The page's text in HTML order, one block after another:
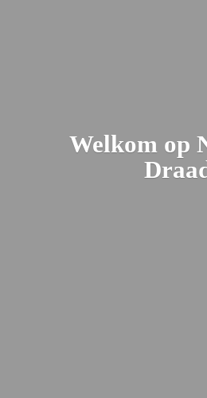
Welkom op